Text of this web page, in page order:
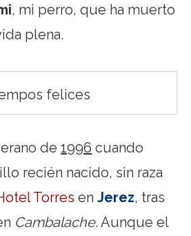
, mi perro, que ha muerto
plena.
felices
de1996 cuando
recién nacido, sin raza
Torres enJerez, tras
Cambalache. Aunque el